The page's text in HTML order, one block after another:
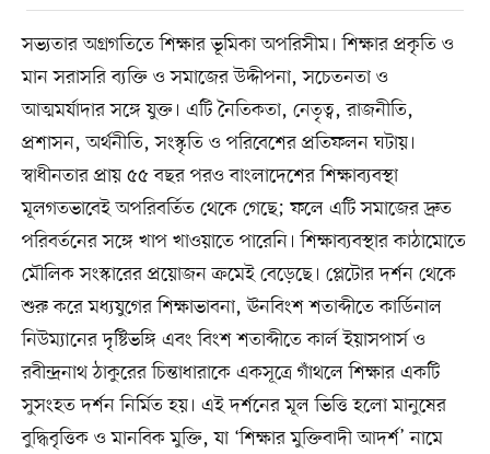
সভ্যতার অগ্রগতিতে শিক্ষার ভূমিকা অপরিসীম। শিক্ষার প্রকৃতি ও
মান সরাসরি ব্যক্তি ও সমাজের উদ্দীপনা, সচেতনতা ও
আত্মমর্যাদার সঙ্গে যুক্ত। এটি নৈতিকতা, নেতৃত্ব, রাজনীতি,
প্রশাসন, অর্থনীতি, সংস্কৃতি ও পরিবেশের প্রতিফলন ঘটায়।
স্বাধীনতার প্রায় ৫৫ বছর পরও বাংলাদেশের শিক্ষাব্যবস্থা
মূলগতভাবেই অপরিবর্তিত থেকে গেছে; ফলে এটি সমাজের দ্রুত
পরিবর্তনের সঙ্গে খাপ খাওয়াতে পারেনি। শিক্ষাব্যবস্থার কাঠামোতে
মৌলিক সংস্কারের প্রয়োজন ক্রমেই বেড়েছে। প্লেটোর দর্শন থেকে
শুরু করে মধ্যযুগের শিক্ষাভাবনা, ঊনবিংশ শতাব্দীতে কার্ডিনাল
নিউম্যানের দৃষ্টিভঙ্গি এবং বিংশ শতাব্দীতে কার্ল ইয়াসপার্স ও
রবীন্দ্রনাথ ঠাকুরের চিন্তাধারাকে একসূত্রে গাঁথলে শিক্ষার একটি
সুসংহত দর্শন নির্মিত হয়। এই দর্শনের মূল ভিত্তি হলো মানুষের
বুদ্ধিবৃত্তিক ও মানবিক মুক্তি, যা ‘শিক্ষার মুক্তিবাদী আদর্শ’ নামে